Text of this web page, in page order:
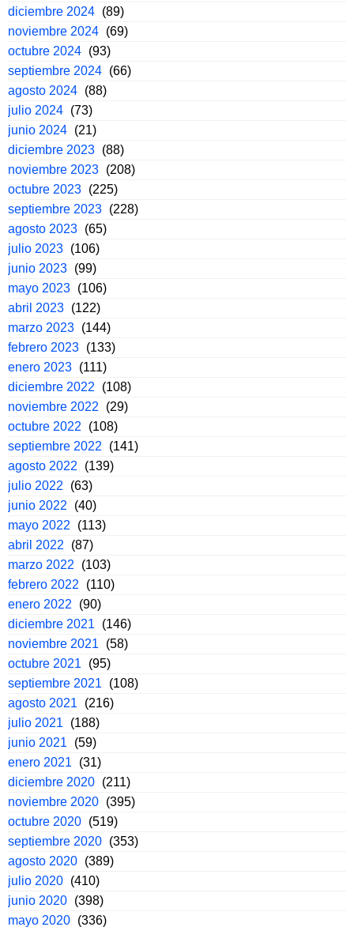
diciembre 2024 (89)
noviembre 2024 (69)
octubre 2024 (93)
septiembre 2024 (66)
agosto 2024 (88)
julio 2024 (73)
junio 2024 (21)
diciembre 2023 (88)
noviembre 2023 (208)
octubre 2023 (225)
septiembre 2023 (228)
agosto 2023 (65)
julio 2023 (106)
junio 2023 (99)
mayo 2023 (106)
abril 2023 (122)
marzo 2023 (144)
febrero 2023 (133)
enero 2023 (111)
diciembre 2022
(108)
noviembre 2022
(29)
octubre 2022
(108)
septiembre 2022
(141)
agosto 2022
(139)
julio 2022
(63)
junio 2022
(40)
mayo 2022
(113)
abril 2022
(87)
marzo 2022
(103)
febrero 2022
(110)
enero 2022
(90)
diciembre 2021
(146)
noviembre 2021
(58)
octubre 2021
(95)
septiembre 2021
(108)
agosto 2021
(216)
julio 2021
(188)
junio 2021
(59)
enero 2021
(31)
diciembre 2020 (211)
noviembre 2020 (395)
octubre 2020 (519)
septiembre 2020 (353)
agosto 2020 (389)
julio 2020 (410)
junio 2020 (398)
mayo 2020 (336)